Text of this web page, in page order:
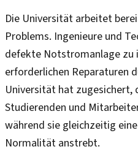
Die Universität arbeitet
Problems. Ingenieure und
defekte Notstromanlage zu
erforderlichen Reparaturen
Universität hat zugesichert,
Studierenden und
während sie gleichzeitig
Normalität anstrebt.